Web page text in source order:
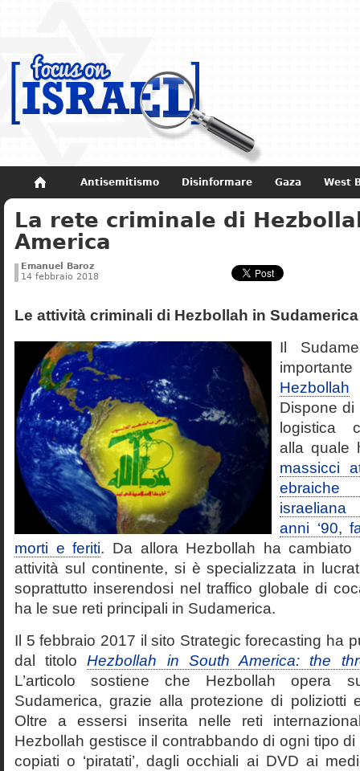
Antisemitismo Disinformare Gaza West
Non dimenticare Storia di Israele
La rete criminale di
America
Emanuel Baroz
14 febbraio 2018
Le attività criminali di Hezbollah in Sudamerica
Il
Hezbollah
Dispone di
logistica
alla quale
massicci
ebraiche
anni ‘90,
morti e feriti. Da allora Hezbollah ha
attività sul continente, si è specializzata in
soprattutto inserendosi nel traffico globale di
ha le sue reti principali in Sudamerica.
Il 5 febbraio 2017 il sito Strategic forecasting ha
dal titoloHezbollah in South America: the
L’articolo sostiene che Hezbollah opera
Sudamerica, grazie alla protezione di poliziotti
Oltre a essersi inserita nelle reti
Hezbollah gestisce il contrabbando di ogni tipo
copiati o ‘piratati’, dagli occhiali ai DVD ai